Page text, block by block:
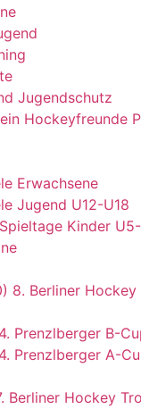
Jugendschutz
Hockeyfreunde
Erwachsene
Jugend U12-U18
Kinder
8. Berliner
Prenzlberger B-
Prenzlberger A-
Berliner Hockey